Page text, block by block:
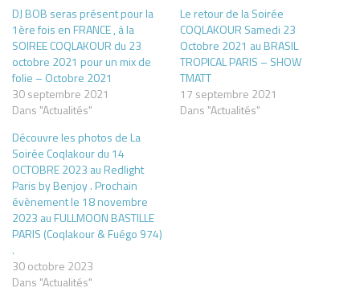
DJ BOB seras présent pour la
1ère fois en FRANCE , à la
SOIREE COQLAKOUR du 23
octobre 2021 pour un mix de
folie – Octobre 2021
30 septembre 2021
Dans "Actualités"
Le retour de la Soirée
COQLAKOUR Samedi 23
Octobre 2021 au BRASIL
TROPICAL PARIS – SHOW
TMATT
17 septembre 2021
Dans "Actualités"
Découvre les photos de La
Soirée Coqlakour du 14
OCTOBRE 2023 au Redlight
Paris by Benjoy . Prochain
évènement le 18 novembre
2023 au FULLMOON BASTILLE
PARIS (Coqlakour & Fuégo 974)
.
30 octobre 2023
Dans "Actualités"